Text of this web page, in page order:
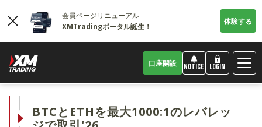
会員ページリニューアル
XMTradingポータル誕生！
体験する
口座開設 NOTICE LOGIN
BTCとETHを最大1000:1のレバレッ